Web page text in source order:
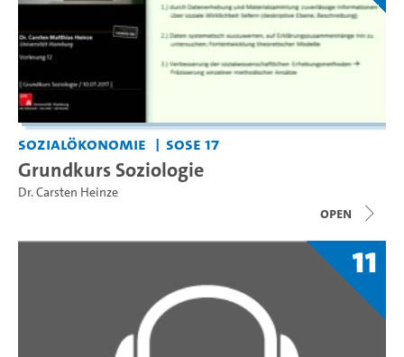
Sozialökonomie SoSe 17
Grundkurs Soziologie
Dr. Carsten Heinze
open
11